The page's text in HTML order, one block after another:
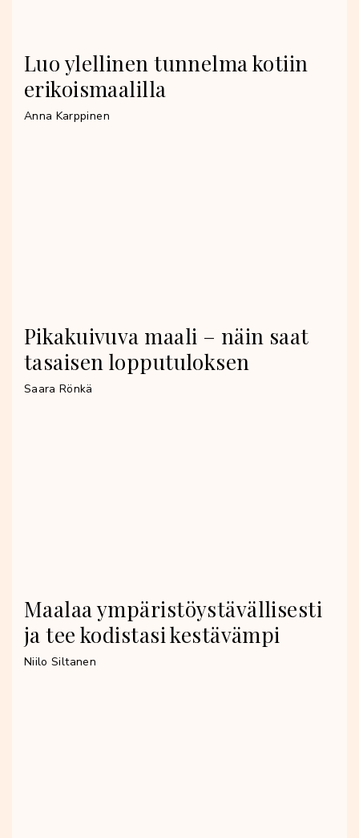
Luo ylellinen tunnelma kotiin
erikoismaalilla
Anna Karppinen
Pikakuivuva maali – näin saat
tasaisen lopputuloksen
Saara Rönkä
Maalaa ympäristöystävällisesti
ja tee kodistasi kestävämpi
Niilo Siltanen